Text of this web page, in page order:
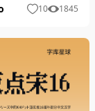
10 1845